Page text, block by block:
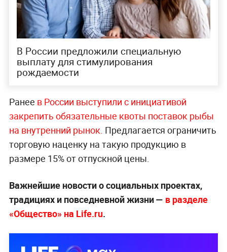
В России предложили специальную
выплату для стимулирования
рождаемости
Ранее в России выступили с инициативой
закрепить обязательные квоты поставок рыбы
на внутренний рынок. Предлагается ограничить
торговую наценку на такую продукцию в
размере 15% от отпускной цены.
Важнейшие новости о социальных проектах,
традициях и повседневной жизни — в разделе
«Общество» на Life.ru.